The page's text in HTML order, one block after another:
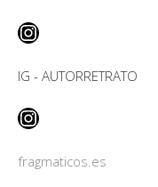
Instagram
IG - AUTORRETRATO
Instagram
fragmaticos.es